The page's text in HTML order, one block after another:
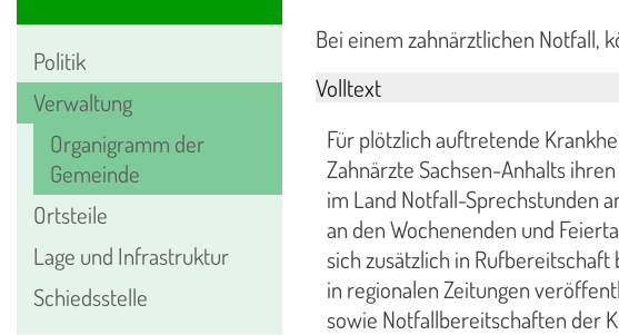
Politik
Verwaltung
Organigramm der
Gemeinde
Ortsteile
Lage und Infrastruktur
Schiedsstelle
Bei einem zahnärztlichen Notfall,
Volltext
Für plötzlich auftretende
Zahnärzte Sachsen-Anhalts
im Land Notfall-Sprechstunden
an den Wochenenden und
sich zusätzlich in
in regionalen Zeitungen
sowie Notfallbereitschaften der